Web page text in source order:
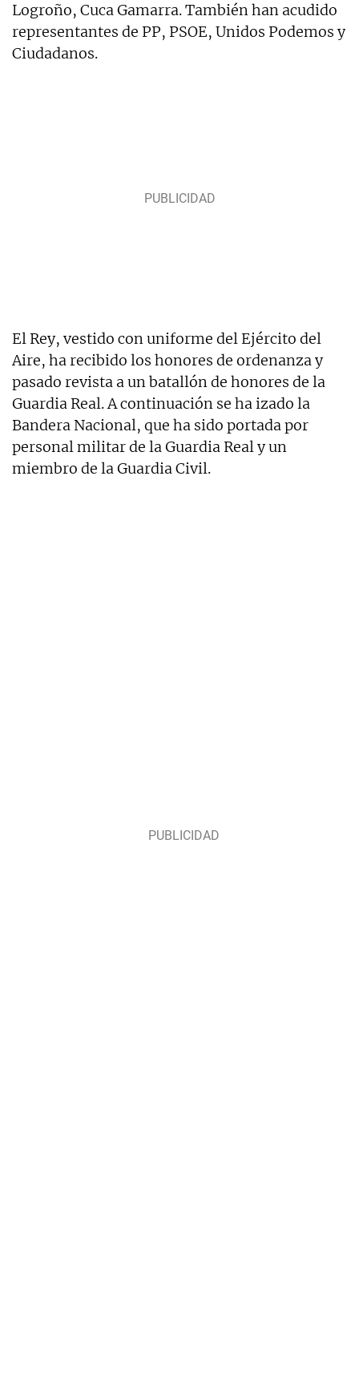
Logroño, Cuca Gamarra. También han acudido
representantes de PP, PSOE, Unidos Podemos y
Ciudadanos.
El Rey, vestido con uniforme del Ejército del
Aire, ha recibido los honores de ordenanza y
pasado revista a un batallón de honores de la
Guardia Real. A continuación se ha izado la
Bandera Nacional, que ha sido portada por
personal militar de la Guardia Real y un
miembro de la Guardia Civil.